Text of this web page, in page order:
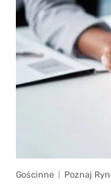
Gościnne Poznaj